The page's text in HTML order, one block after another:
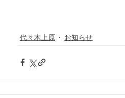
代々木上原 お知らせ